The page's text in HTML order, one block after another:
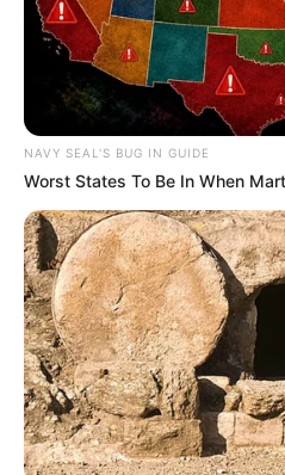
Sebagai komitmen untuk terus
kantor di Singapura menjadi lebih
mumpuni.
Kantor dibuat senyaman mungkin
fasilitas penunjang untuk
Baca juga:10 Potret Karakter
Show, Ada Putri Jasmine dan
1. Tampak luar, kantor
panjang dengan banyak
menempel simple di bagian
NAVY SEAL'S BUG IN GUIDE
Worst States To Be In When